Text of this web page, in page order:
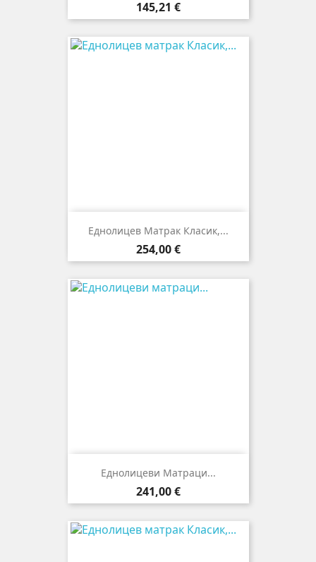
Цена
145,21 €
Еднолицев Матрак Класик,...
Цена
254,00 €
Еднолицеви Матраци...
Цена
241,00 €